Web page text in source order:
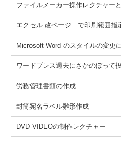
ファイルメーカー操作レクチャー
エクセル 改ページ で印刷範囲指
Microsoft Word のスタイルの変更
ワードブレス過去にさかのぼって投
労務管理書類の作成
封筒宛名ラベル雛形作成
DVD-VIDEOの制作レクチャー